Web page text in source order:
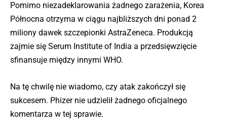
Pomimo niezadeklarowania żadnego zarażenia, Korea
Północna otrzyma w ciągu najbliższych dni ponad 2
miliony dawek szczepionki AstraZeneca. Produkcją
zajmie się Serum Institute of India a przedsięwzięcie
sfinansuje między innymi WHO.
Na tę chwilę nie wiadomo, czy atak zakończył się
sukcesem. Phizer nie udzielił żadnego oficjalnego
komentarza w tej sprawie.